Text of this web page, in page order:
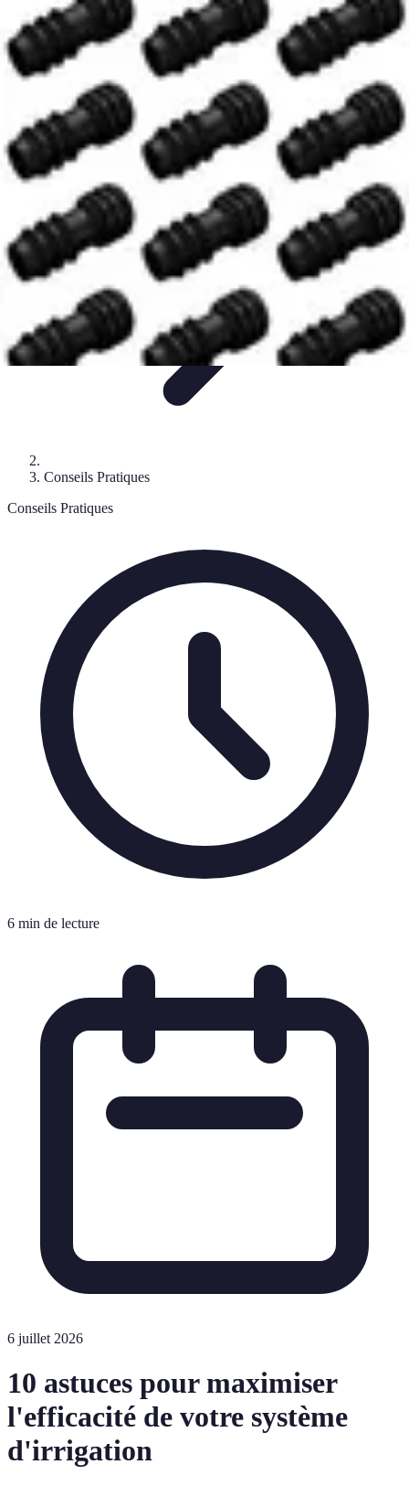
Système Irrigation
Installation
Maintenance Innovations en irrigationInstallation et
Réglages
Entretien et Maintenance
Système Irrigation
Conseils Pratiques
Conseils Pratiques
6 min de lecture
6 juillet 2026
10 astuces pour maximiser
l'efficacité de votre système
d'irrigation